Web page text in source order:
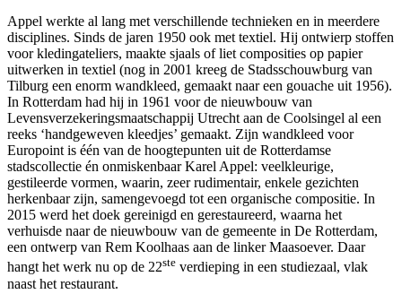
Appel werkte al lang met verschillende technieken en in meerdere
disciplines. Sinds de jaren 1950 ook met textiel. Hij ontwierp stoffen
voor kledingateliers, maakte sjaals of liet composities op papier
uitwerken in textiel (nog in 2001 kreeg de Stadsschouwburg van
Tilburg een enorm wandkleed, gemaakt naar een gouache uit 1956).
In Rotterdam had hij in 1961 voor de nieuwbouw van
Levensverzekeringsmaatschappij Utrecht aan de Coolsingel al een
reeks ‘handgeweven kleedjes’ gemaakt. Zijn wandkleed voor
Europoint is één van de hoogtepunten uit de Rotterdamse
stadscollectie én onmiskenbaar Karel Appel: veelkleurige,
gestileerde vormen, waarin, zeer rudimentair, enkele gezichten
herkenbaar zijn, samengevoegd tot een organische compositie. In
2015 werd het doek gereinigd en gerestaureerd, waarna het
verhuisde naar de nieuwbouw van de gemeente in De Rotterdam,
een ontwerp van Rem Koolhaas aan de linker Maasoever. Daar
hangt het werk nu op de 22ste verdieping in een studiezaal, vlak
naast het restaurant.